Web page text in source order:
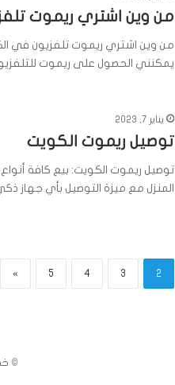
من وين اشتري ريموت
من وين اشتري ريموت تلفزيون في
يمكنني الحصول على ريموت
يناير 7, 2023
توصيل ريموت الكويت
توصيل ريموت الكويت: بيع كافة
المنزل مع ميزة التوصيل بأي جهاز
2
3
4
5
»
©